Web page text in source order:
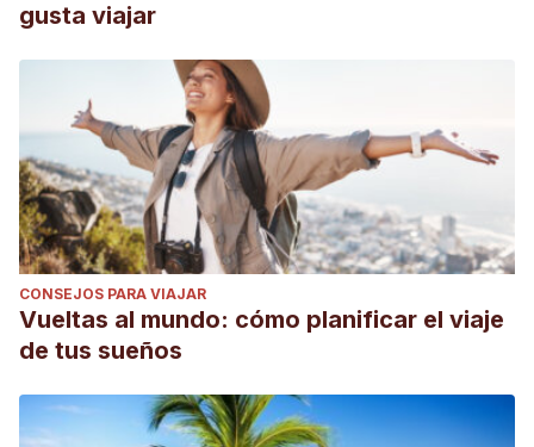
gusta viajar
CONSEJOS PARA VIAJAR
Vueltas al mundo: cómo planificar el viaje
de tus sueños